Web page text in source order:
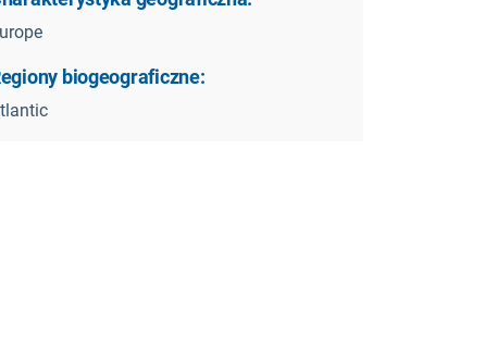
biogeograficzne: